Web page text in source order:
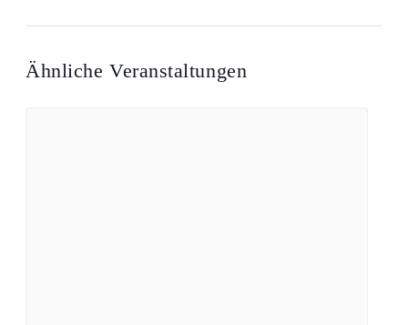
Ähnliche Veranstaltungen